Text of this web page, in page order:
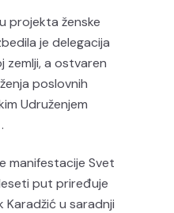
projekta ženske
je delegacija
zemlji, a ostvaren
poslovnih
Udruženjem
manifestacije Svet
put priređuje
u saradnji